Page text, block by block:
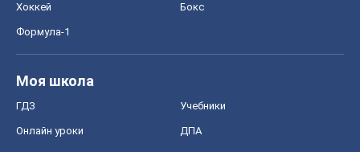
Хоккей Бокс
Формула-1
Моя школа
ГДЗ Учебники
Онлайн уроки ДПА